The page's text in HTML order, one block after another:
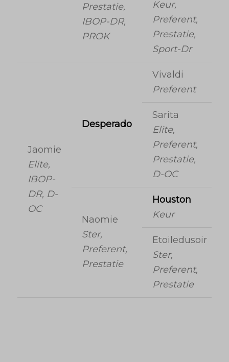
Prestatie,
IBOP-DR,
PROK
Keur,
Preferent,
Prestatie,
Sport-Dr
Jaomie
Elite,
IBOP-
DR, D-
OC
Desperado
Vivaldi
Preferent
Sarita
Elite,
Preferent,
Prestatie,
D-OC
Naomie
Ster,
Preferent,
Prestatie
Houston
Keur
Etoiledusoir
Ster,
Preferent,
Prestatie